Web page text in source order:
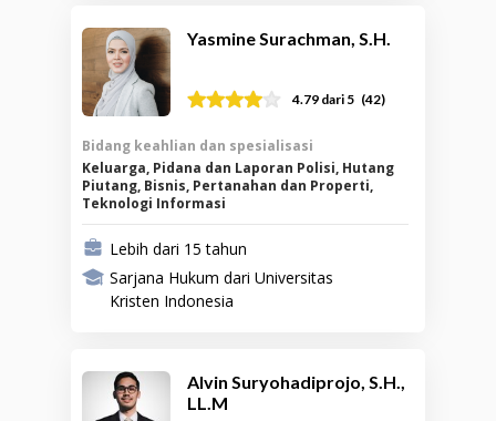
Yasmine Surachman, S.H.
4.79 dari 5 (42)
Bidang keahlian dan spesialisasi
Keluarga, Pidana dan Laporan Polisi, Hutang
Piutang, Bisnis, Pertanahan dan Properti,
Teknologi Informasi
Lebih dari 15 tahun
Sarjana Hukum dari Universitas
Kristen Indonesia
Alvin Suryohadiprojo, S.H.,
LL.M